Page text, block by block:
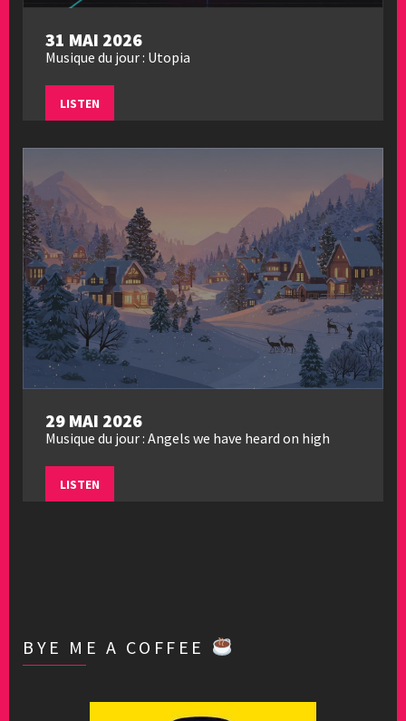
31 MAI 2026
Musique du jour : Utopia
LISTEN
29 MAI 2026
Musique du jour : Angels we have heard on high
LISTEN
BYE ME A COFFEE